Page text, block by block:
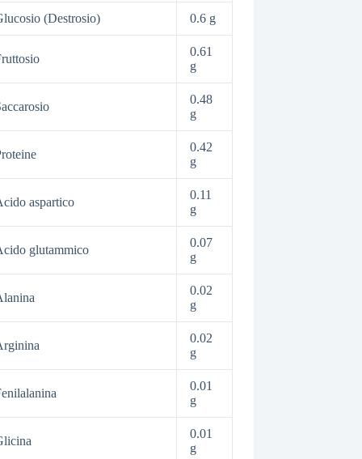
(Destrosio) 0.6 g
0.61
g
0.48
g
0.42
g
aspartico
0.11
g
glutammico
0.07
g
0.02
g
0.02
g
0.01
g
0.01
g